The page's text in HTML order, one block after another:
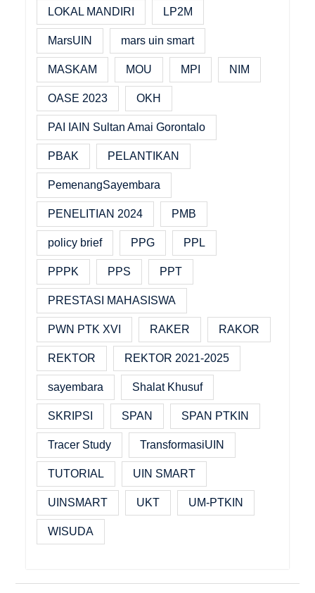
LOKAL MANDIRI LP2M
MarsUIN mars uin smart
MASKAM MOU MPI NIM
OASE 2023 OKH
PAI IAIN Sultan Amai Gorontalo
PBAK PELANTIKAN
PemenangSayembara
PENELITIAN 2024 PMB
policy brief PPG PPL
PPPK PPS PPT
PRESTASI MAHASISWA
PWN PTK XVI RAKER RAKOR
REKTOR REKTOR 2021-2025
sayembara Shalat Khusuf
SKRIPSI SPAN SPAN PTKIN
Tracer Study TransformasiUIN
TUTORIAL UIN SMART
UINSMART UKT UM-PTKIN
WISUDA